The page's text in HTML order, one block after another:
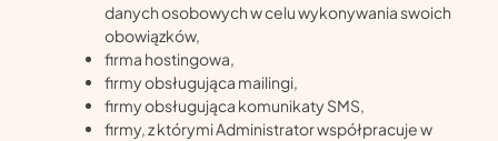
danych osobowych w celu wykonywania swoich
obowiązków,
firma hostingowa,
firmy obsługująca mailingi,
firmy obsługująca komunikaty SMS,
firmy, z którymi Administrator współpracuje w